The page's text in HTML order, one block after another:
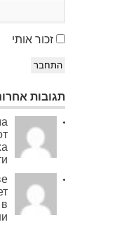
זכור אותי
התחבר
תגובות